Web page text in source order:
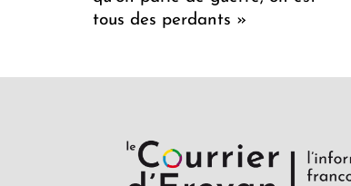
tous des perdants »